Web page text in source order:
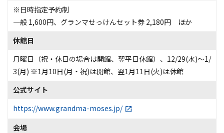
※日時指定予約制
一般 1,600円、グランマせっけんセット券 2,180円 ほか
休館日
月曜日（祝・休日の場合は開館、翌平日休館）、12/29(水)～1/
3(月) ※1月10日(月・祝)は開館、翌1月11日(火)は休館
公式サイト
https://www.grandma-moses.jp/
会場